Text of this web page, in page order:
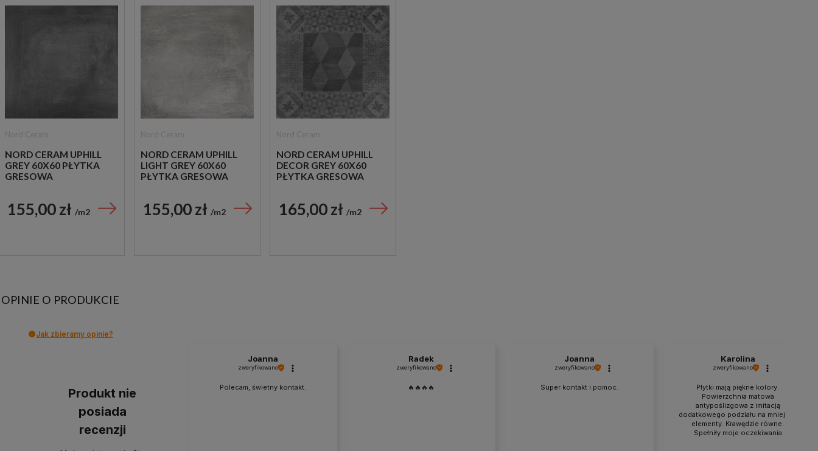
NORD CERAM UPHILL
GREY 60X60 PŁYTKA
GRESOWA
155,00 zł m2
NORD CERAM UPHILL
LIGHT GREY 60X60
PŁYTKA GRESOWA
155,00 zł m2
NORD CERAM UPHILL
DECOR GREY 60X60
PŁYTKA GRESOWA
165,00 zł m2
OPINIE O PRODUKCIE
Jak zbieramy opinie?
Produkt nie
posiada
recenzji
Joanna
zweryfikowano
Polecam, świetny kontakt.
Radek
zweryfikowano
🔥🔥🔥🔥
Joanna
zweryfikowano
Super kontakt i pomoc.
Karolina
zweryfikowano
Płytki mają piękne kolory.
Powierzchnia matowa
antypoślizgowa z imitacją
dodatkowego podziału na mniejsze
elementy. Krawędzie równe.
Spełniły moje oczekiwania